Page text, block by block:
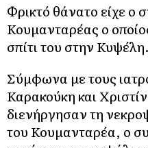
Φρικτό θάνατο είχε
Κουμανταρέας ο
σπίτι του στην Κυψέλη.
Σύμφωνα με τους
Καρακούκη και
διενήργησαν τη
του Κουμανταρέα, ο